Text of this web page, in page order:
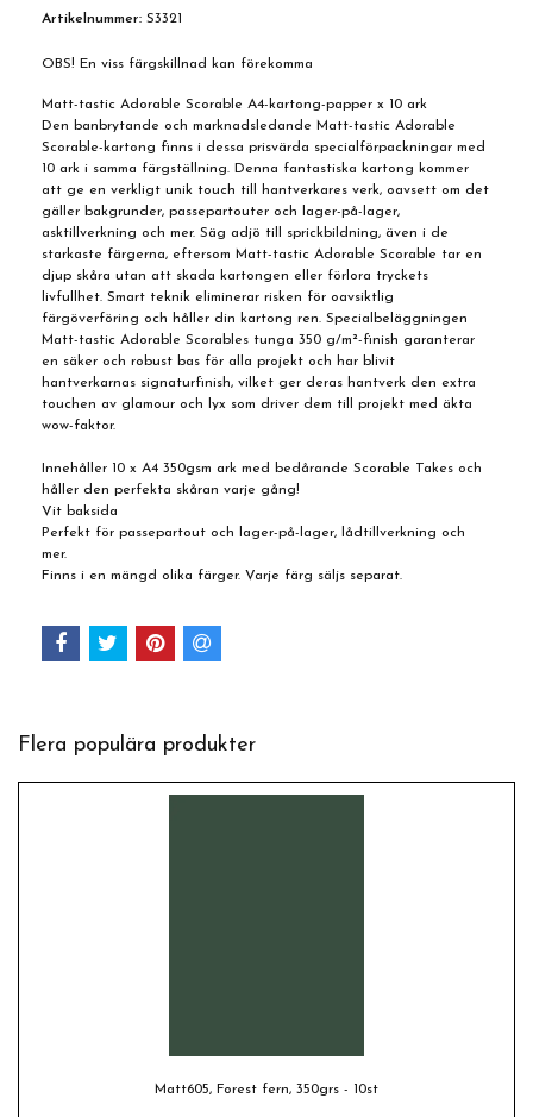
Artikelnummer: S3321
OBS! En viss färgskillnad kan förekomma
Matt-tastic Adorable Scorable A4-kartong-papper x 10 ark
Den banbrytande och marknadsledande Matt-tastic Adorable
Scorable-kartong finns i dessa prisvärda specialförpackningar med
10 ark i samma färgställning. Denna fantastiska kartong kommer
att ge en verkligt unik touch till hantverkares verk, oavsett om det
gäller bakgrunder, passepartouter och lager-på-lager,
asktillverkning och mer. Säg adjö till sprickbildning, även i de
starkaste färgerna, eftersom Matt-tastic Adorable Scorable tar en
djup skåra utan att skada kartongen eller förlora tryckets
livfullhet. Smart teknik eliminerar risken för oavsiktlig
färgöverföring och håller din kartong ren. Specialbeläggningen
Matt-tastic Adorable Scorables tunga 350 g/m²-finish garanterar
en säker och robust bas för alla projekt och har blivit
hantverkarnas signaturfinish, vilket ger deras hantverk den extra
touchen av glamour och lyx som driver dem till projekt med äkta
wow-faktor.
Innehåller 10 x A4 350gsm ark med bedårande Scorable Takes och
håller den perfekta skåran varje gång!
Vit baksida
Perfekt för passepartout och lager-på-lager, lådtillverkning och
mer.
Finns i en mängd olika färger. Varje färg säljs separat.
Flera populära produkter
Matt605, Forest fern, 350grs - 10st